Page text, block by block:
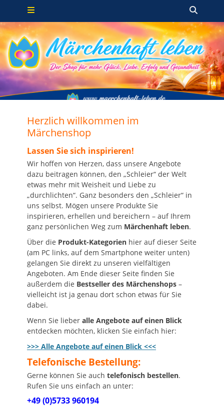
Zum
springen
Primäres Menü
Herzlich willkommen im
Märchenshop
Lassen Sie sich inspirieren!
Wir hoffen von Herzen, dass unsere Angebote
dazu beitragen können, den „Schleier“ der Welt
etwas mehr mit Weisheit und Liebe zu
„durchlichten“. Ganz besonders den „Schleier“ in
uns selbst. Mögen unsere Produkte Sie
inspirieren, erhellen und bereichern – auf Ihrem
ganz persönlichen Weg zum Märchenhaft leben.
Über die Produkt-Kategorien hier auf dieser Seite
(am PC links, auf dem Smartphone weiter unten)
gelangen Sie direkt zu unseren vielfältigen
Angeboten. Am Ende dieser Seite finden Sie
außerdem die Bestseller des Märchenshops –
vielleicht ist ja genau dort schon etwas für Sie
dabei.
Wenn Sie lieber alle Angebote auf einen Blick
entdecken möchten, klicken Sie einfach hier:
>>> Alle Angebote auf einen Blick <<<
Telefonische Bestellung:
Gerne können Sie auch telefonisch bestellen.
Rufen Sie uns einfach an unter:
+49 (0)5733 960194